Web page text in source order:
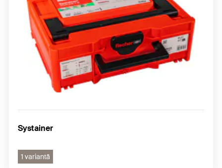
Systainer
1 variantă